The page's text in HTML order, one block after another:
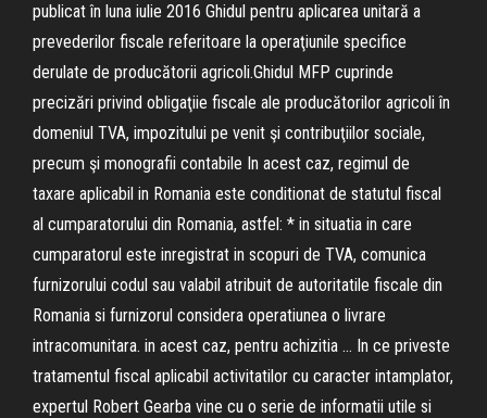
publicat în luna iulie 2016 Ghidul pentru aplicarea unitară a
prevederilor fiscale referitoare la operaţiunile specifice
derulate de producătorii agricoli.Ghidul MFP cuprinde
precizări privind obligaţiie fiscale ale producătorilor agricoli în
domeniul TVA, impozitului pe venit şi contribuţiilor sociale,
precum şi monografii contabile In acest caz, regimul de
taxare aplicabil in Romania este conditionat de statutul fiscal
al cumparatorului din Romania, astfel: * in situatia in care
cumparatorul este inregistrat in scopuri de TVA, comunica
furnizorului codul sau valabil atribuit de autoritatile fiscale din
Romania si furnizorul considera operatiunea o livrare
intracomunitara. in acest caz, pentru achizitia … In ce priveste
tratamentul fiscal aplicabil activitatilor cu caracter intamplator,
expertul Robert Gearba vine cu o serie de informatii utile si